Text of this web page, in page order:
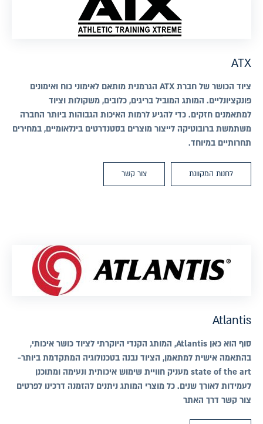
ATX
ציוד הכושר של חברת ATX הגרמנית מותאם לאימוני כוח ואימונים
פונקציונליים. המותג המוביל בריגים, כלובים, משקולות וציוד
למתאמנים חזקים. כדי להגיע לרמות האיכות הגבוהות ביותר החברה
משתמשת ברובוטיקה לייצור מוצרים בסטנדרטים בינלאומיים, במחירים
תחרותיים במיוחד.
לחנות המקוונת צור קשר
Atlantis
סוף הוא כאן Atlantis, המותג הקנדי היוקרתי לציוד כושר איכותי,
בהתאמה אישית למתאמן, הציוד נבנה בטכנולוגיה המתקדמת ביותר-
state of the art מעניק חוויית שימוש איכותית ונעימה ומתוכנן
לעמידות לאורך שנים. כל מוצרי המותג ניתנים להזמנה דרכינו לפרטים
צור קשר דרך האתר